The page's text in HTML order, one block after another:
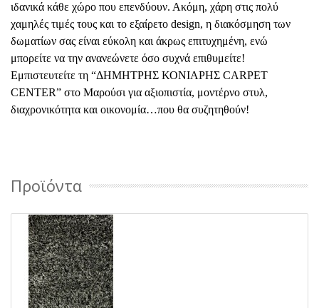
ιδανικά κάθε χώρο που επενδύουν. Ακόμη, χάρη στις πολύ
χαμηλές τιμές τους και το εξαίρετο design, η διακόσμηση των
δωματίων σας είναι εύκολη και άκρως επιτυχημένη, ενώ
μπορείτε να την ανανεώνετε όσο συχνά επιθυμείτε!
Εμπιστευτείτε τη “ΔΗΜΗΤΡΗΣ ΚΟΝΙΑΡΗΣ CARPET
CENTER” στο Μαρούσι για αξιοπιστία, μοντέρνο στυλ,
διαχρονικότητα και οικονομία…που θα συζητηθούν!
Προϊόντα